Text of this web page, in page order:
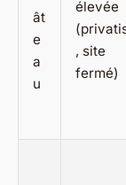
ât
e
a
u
élevée
, site
fermé)